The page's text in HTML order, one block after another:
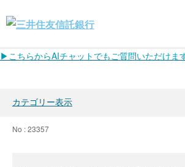
▶こちらからAIチャットでもご質問いただけま
カテゴリー表示
No : 23357